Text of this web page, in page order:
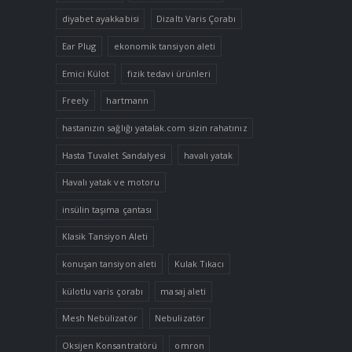
diyabet ayakkabisi Dizaltı Varis Çorabı
Ear Plug ekonomik tansiyon aleti
Emici Külot fizik tedavi ürünleri
Freely hartmann
hastanızın sağlığı yatalak.com sizin rahatınız
Hasta Tuvalet Sandalyesi havalı yatak
Havalı yatak ve motoru
insülin taşıma çantası
Klasik Tansiyon Aleti
konuşan tansiyon aleti Kulak Tıkacı
külotlu varis çorabı masaj aleti
Mesh Nebülizatör Nebulizatör
Oksijen Konsantratörü omron